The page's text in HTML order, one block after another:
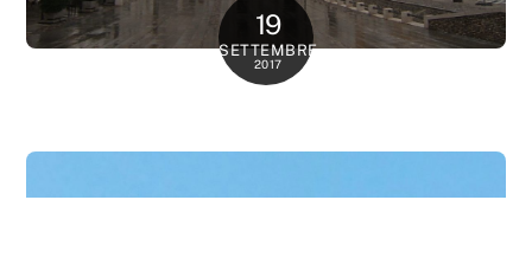
19
SETTEMBRE
2017